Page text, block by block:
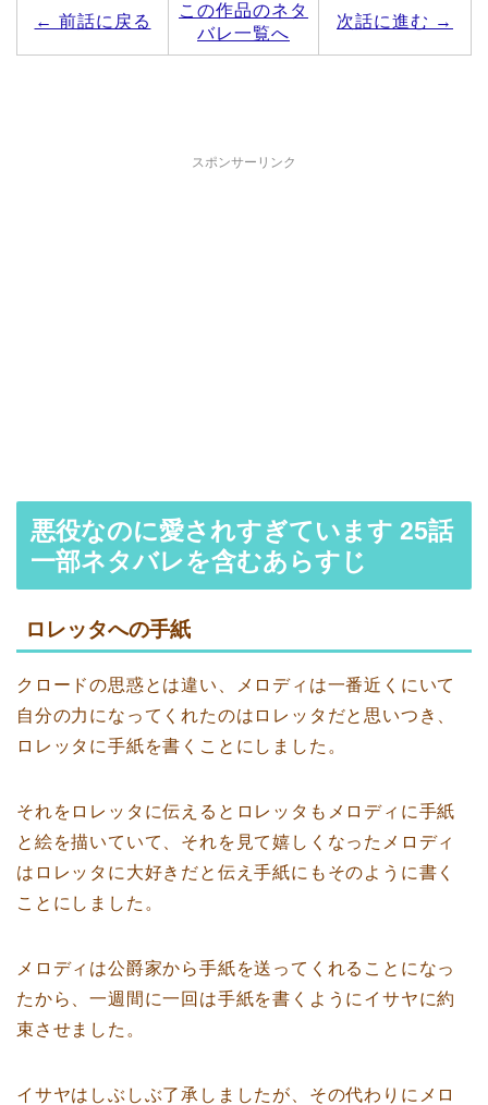
← 前話に戻る
この作品のネタ
バレ一覧へ
次話に進む →
スポンサーリンク
悪役なのに愛されすぎています 25話
一部ネタバレを含むあらすじ
ロレッタへの手紙
クロードの思惑とは違い、メロディは一番近くにいて
自分の力になってくれたのはロレッタだと思いつき、
ロレッタに手紙を書くことにしました。
それをロレッタに伝えるとロレッタもメロディに手紙
と絵を描いていて、それを見て嬉しくなったメロディ
はロレッタに大好きだと伝え手紙にもそのように書く
ことにしました。
メロディは公爵家から手紙を送ってくれることになっ
たから、一週間に一回は手紙を書くようにイサヤに約
束させました。
イサヤはしぶしぶ了承しましたが、その代わりにメロ